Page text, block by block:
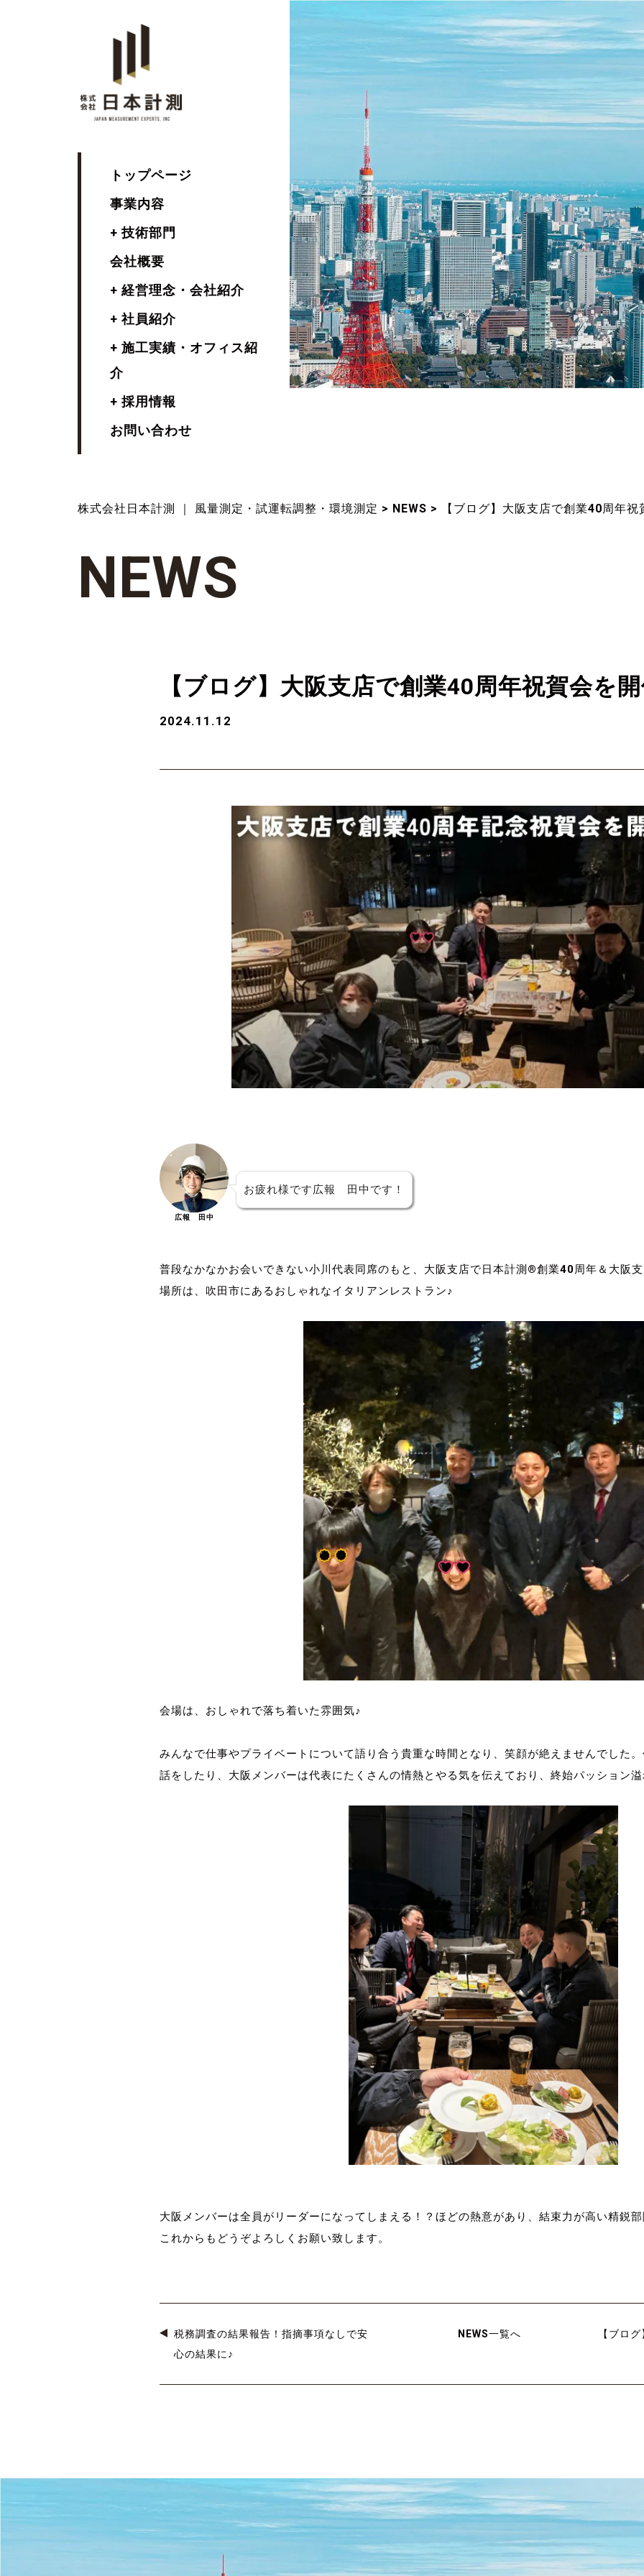
トップページ
事業内容
+ 技術部門
会社概要
+ 経営理念・会社紹介
+ 社員紹介
+ 施工実績・オフィス紹
介
+ 採用情報
お問い合わせ
株式会社日本計測 ｜ 風量測定・試運転調整・環境測定 > NEWS > 【ブログ】大阪支店で創業40周年祝
NEWS
【ブログ】大阪支店で創業40周年祝賀会を
2024.11.12
広報 田中
お疲れ様です広報 田中です！
普段なかなかお会いできない小川代表同席のもと、大阪支店で日本計測®創業40周年＆大阪
場所は、吹田市にあるおしゃれなイタリアンレストラン♪
会場は、おしゃれで落ち着いた雰囲気♪
みんなで仕事やプライベートについて語り合う貴重な時間となり、笑顔が絶えませんでした
話をしたり、大阪メンバーは代表にたくさんの情熱とやる気を伝えており、終始パッション
大阪メンバーは全員がリーダーになってしまえる！？ほどの熱意があり、結束力が高い精鋭
これからもどうぞよろしくお願い致します。
税務調査の結果報告！指摘事項なしで安
心の結果に♪
NEWS一覧へ 【ブロ